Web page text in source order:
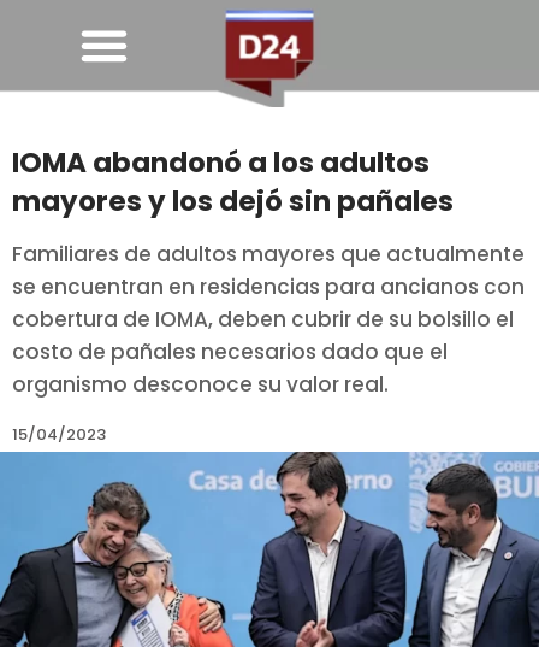
IOMA abandonó a los adultos
mayores y los dejó sin pañales
Familiares de adultos mayores que actualmente
se encuentran en residencias para ancianos con
cobertura de IOMA, deben cubrir de su bolsillo el
costo de pañales necesarios dado que el
organismo desconoce su valor real.
15/04/2023